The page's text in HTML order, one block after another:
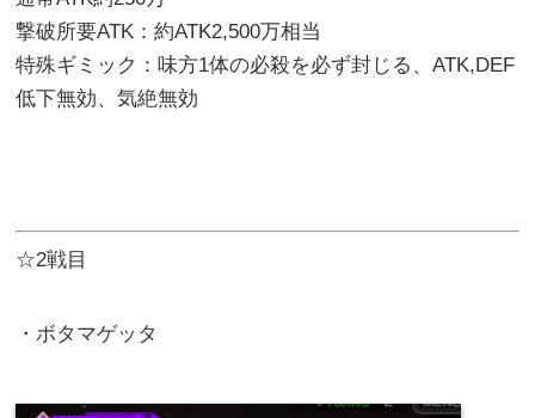
撃破所要ATK：約ATK2,500万相当
特殊ギミック：味方1体の必殺を必ず封じる、ATK,DEF
低下無効、気絶無効
☆2戦目
・ボタマゲッタ